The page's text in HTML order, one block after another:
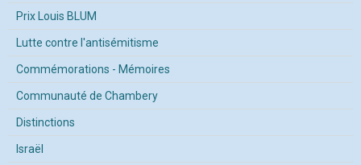
Prix Louis BLUM
Lutte contre l'antisémitisme
Commémorations - Mémoires
Communauté de Chambery
Distinctions
Israël